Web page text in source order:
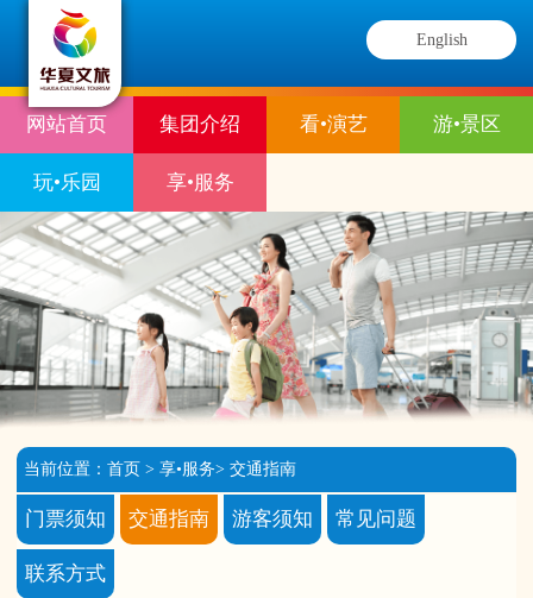
English
网站首页 集团介绍 看•演艺 游•景区
玩•乐园 享•服务
当前位置： 首页 > 享•服务> 交通指南
门票须知 交通指南 游客须知 常见问题
联系方式